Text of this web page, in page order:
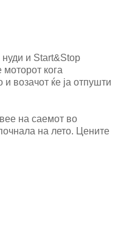
и Start&Stop
моторот кога
возачот ќе ја отпушти
на саемот во
на лето. Цените